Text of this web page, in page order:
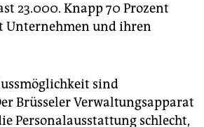
23.000. Knapp 70 Prozent
Unternehmen und ihren
sind
Brüsseler Verwaltungsapparat
Personalausstattung schlecht,